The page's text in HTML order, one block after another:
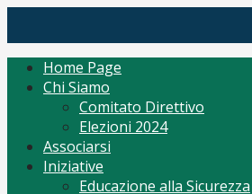
content
Home Page
Chi Siamo
Comitato Direttivo
Elezioni 2024
Associarsi
Iniziative
Educazione alla Sicurezza